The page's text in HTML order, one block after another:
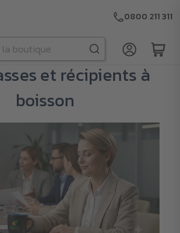
0800 211 311
et récipients à
boisson